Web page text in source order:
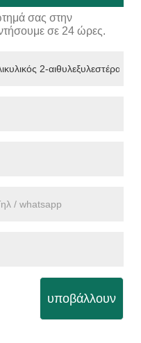
σας στην
σε 24 ώρες.
υποβάλλουν